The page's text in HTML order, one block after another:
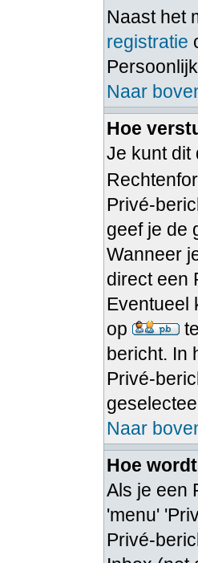
Naast het
registratie
Naar
Hoe
Je kunt dit
Privé-
geef je de
Wanneer
direct een
Eventueel
op
bericht. In
Privé-
Naar
Hoe
Als je een
'menu'
Privé-